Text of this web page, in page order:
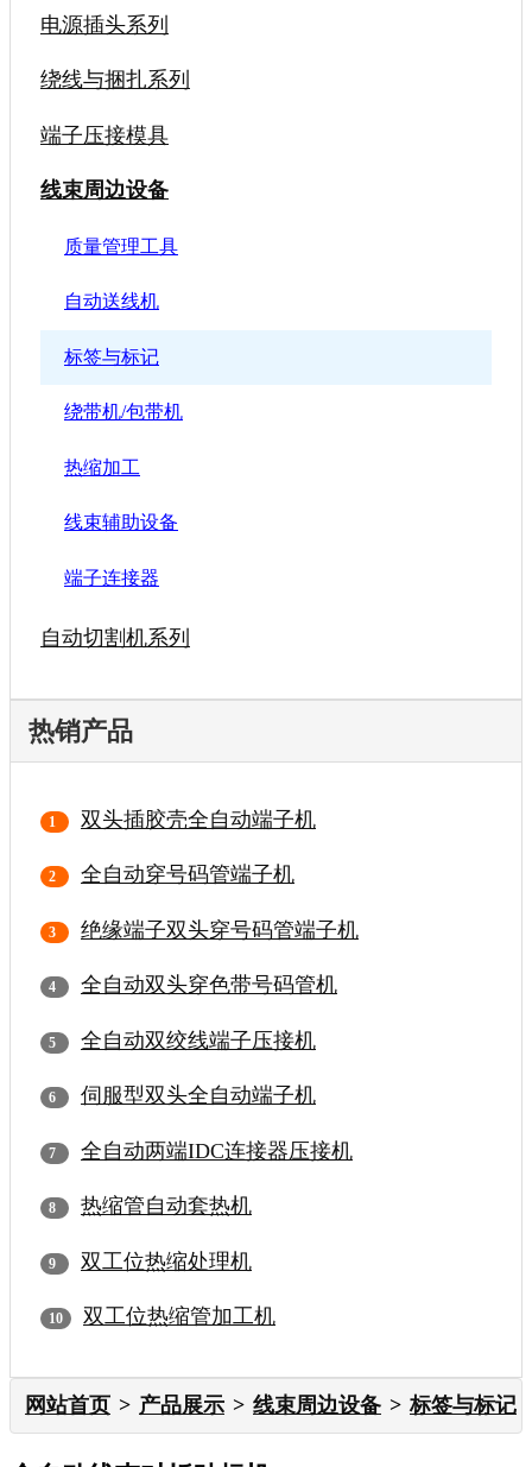
电源插头系列
绕线与捆扎系列
端子压接模具
线束周边设备
质量管理工具
自动送线机
标签与标记
绕带机/包带机
热缩加工
线束辅助设备
端子连接器
自动切割机系列
热销产品
双头插胶壳全自动端子机
全自动穿号码管端子机
绝缘端子双头穿号码管端子机
全自动双头穿色带号码管机
全自动双绞线端子压接机
伺服型双头全自动端子机
全自动两端IDC连接器压接机
热缩管自动套热机
双工位热缩处理机
双工位热缩管加工机
网站首页 产品展示 线束周边设备 标签与标记